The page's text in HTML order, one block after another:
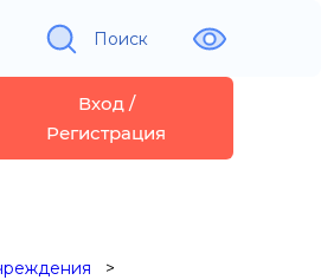
Поиск
Вход /
Регистрация